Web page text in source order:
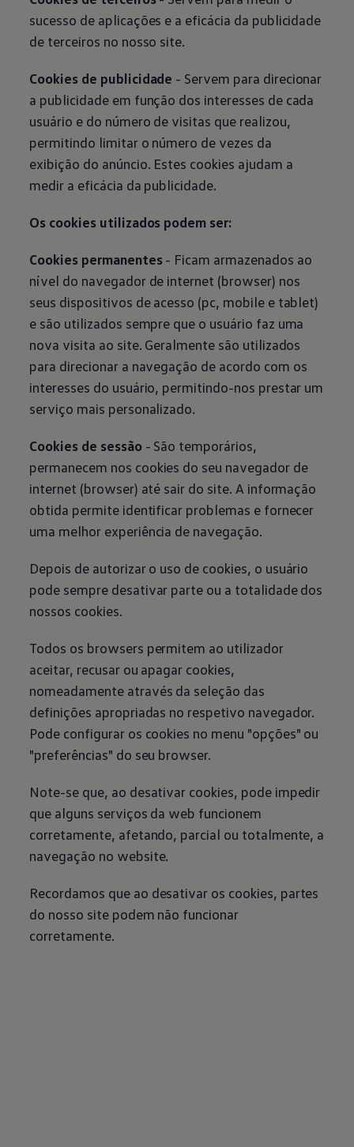
sucesso de aplicações e a eficácia da publicidade
de terceiros no nosso site.
Cookies de publicidade - Servem para direcionar
a publicidade em função dos interesses de cada
usuário e do número de visitas que realizou,
permitindo limitar o número de vezes da
exibição do anúncio. Estes cookies ajudam a
medir a eficácia da publicidade.
Os cookies utilizados podem ser:
Cookies permanentes- Ficam armazenados ao
nível do navegador de internet (browser) nos
seus dispositivos de acesso (pc, mobile e tablet)
e são utilizados sempre que o usuário faz uma
nova visita ao site. Geralmente são utilizados
para direcionar a navegação de acordo com os
interesses do usuário, permitindo-nos prestar um
serviço mais personalizado.
Cookies de sessão- São temporários,
permanecem nos cookies do seu navegador de
internet (browser) até sair do site. A informação
obtida permite identificar problemas e fornecer
uma melhor experiência de navegação.
Depois de autorizar o uso de cookies, o usuário
pode sempre desativar parte ou a totalidade dos
nossos cookies.
Todos os browsers permitem ao utilizador
aceitar, recusar ou apagar cookies,
nomeadamente através da seleção das
definições apropriadas no respetivo navegador.
Pode configurar os cookies no menu "opções" ou
"preferências" do seu browser.
Note-se que, ao desativar cookies, pode impedir
que alguns serviços da web funcionem
corretamente, afetando, parcial ou totalmente, a
navegação no website.
Recordamos que ao desativar os cookies, partes
do nosso site podem não funcionar
corretamente.